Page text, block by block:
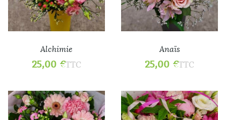
Alchimie
25,00 €TTC
Anaïs
25,00 €TTC